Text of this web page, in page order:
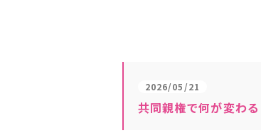
2026/05/21
共同親権で何が変わ